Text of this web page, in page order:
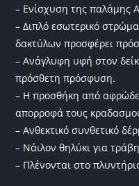
– Ενίσχυση της παλάμης
– Διπλό εσωτερικό
δακτύλων προσφέρει
– Ανάγλυφη υφή στον
πρόσθετη πρόσφυση.
– Η προσθήκη από
απορροφά τους
– Ανθεκτικό συνθετικό
– Νάιλον θηλύκι για
– Πλένονται στο